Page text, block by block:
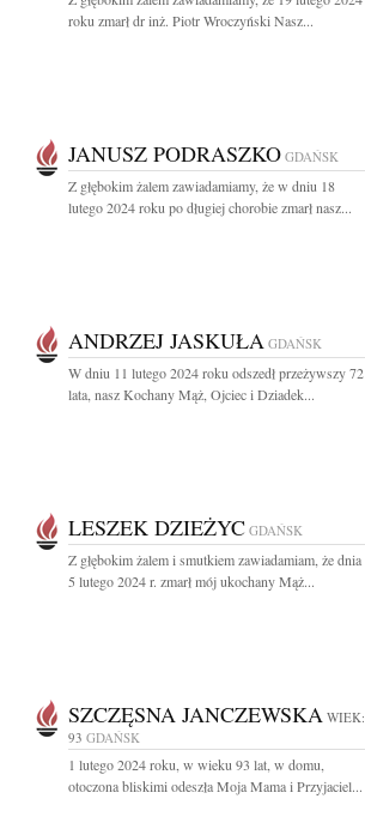
roku zmarł dr inż. Piotr Wroczyński Nasz...
JANUSZ PODRASZKO GDAŃSK
Z głębokim żalem zawiadamiamy, że w dniu 18
lutego 2024 roku po długiej chorobie zmarł nasz...
ANDRZEJ JASKUŁA GDAŃSK
W dniu 11 lutego 2024 roku odszedł przeżywszy 72
lata, nasz Kochany Mąż, Ojciec i Dziadek...
LESZEK DZIEŻYC GDAŃSK
Z głębokim żalem i smutkiem zawiadamiam, że dnia
5 lutego 2024 r. zmarł mój ukochany Mąż...
SZCZĘSNA JANCZEWSKA WIEK:
93 GDAŃSK
1 lutego 2024 roku, w wieku 93 lat, w domu,
otoczona bliskimi odeszła Moja Mama i Przyjaciel...